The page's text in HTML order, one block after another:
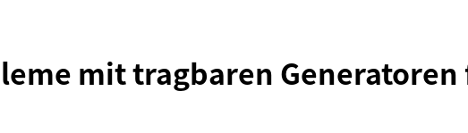
mit tragbaren